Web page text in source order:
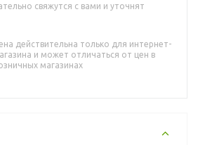
свяжутся с вами и уточнят
действительна только для интернет-
и может отличаться от цен в
магазинах